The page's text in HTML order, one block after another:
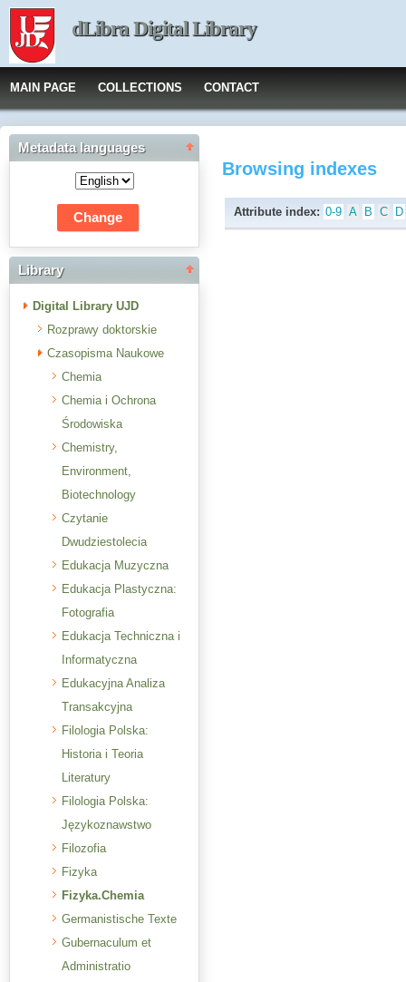
dLibra Digital Library
MAIN PAGE COLLECTIONS CONTACT
Metadata languages
Library
Digital Library UJD
Rozprawy doktorskie
Czasopisma Naukowe
Chemia
Chemia i Ochrona
Środowiska
Chemistry,
Environment,
Biotechnology
Czytanie
Dwudziestolecia
Edukacja Muzyczna
Edukacja Plastyczna:
Fotografia
Edukacja Techniczna i
Informatyczna
Edukacyjna Analiza
Transakcyjna
Filologia Polska:
Historia i Teoria
Literatury
Filologia Polska:
Językoznawstwo
Filozofia
Fizyka
Fizyka.Chemia
Germanistische Texte
Gubernaculum et
Administratio
Browsing indexes
Attribute index: 0-9 A B C D